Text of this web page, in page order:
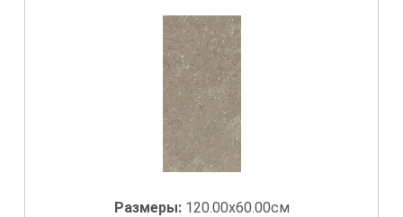
Размеры: 120.00x60.00см